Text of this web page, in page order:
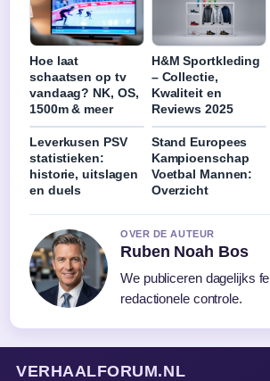
Hoe laat
schaatsen op tv
vandaag? NK, OS,
1500m & meer
H&M Sportkleding
– Collectie,
Kwaliteit en
Reviews 2025
Leverkusen PSV
statistieken:
historie, uitslagen
en duels
Stand Europees
Kampioenschap
Voetbal Mannen:
Overzicht
OVER DE AUTEUR
Ruben Noah Bos
We publiceren dagelijks
redactionele controle.
VERHAALFORUM.NL